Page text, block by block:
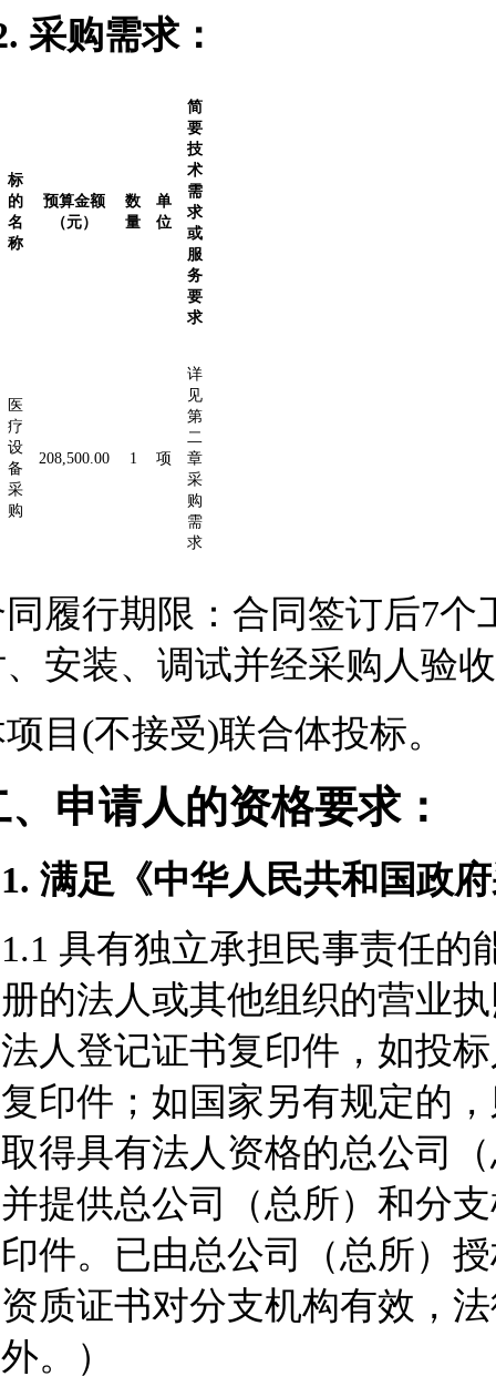
采购需求：
标
的
名
称
预算金额
（元）
数
量
单
位
简
要
技
术
需
求
或
服
务
要
求
医
疗
设
备
采
购
208,500.00 1 项
详
见
第
二
章
采
购
需
求
履行期限： 合同签订后7个
安装、调试并经采购人验
目(不接受)联合体投标。
、申请人的资格要求：
1. 满足《中华人民共和国政
1.1 具有独立承担民事责任
册的法人或其他组织的营业
法人登记证书复印件，如投
复印件；如国家另有规定的
取得具有法人资格的总公司
并提供总公司（总所）和分
印件。已由总公司（总所）
资质证书对分支机构有效，
外。）